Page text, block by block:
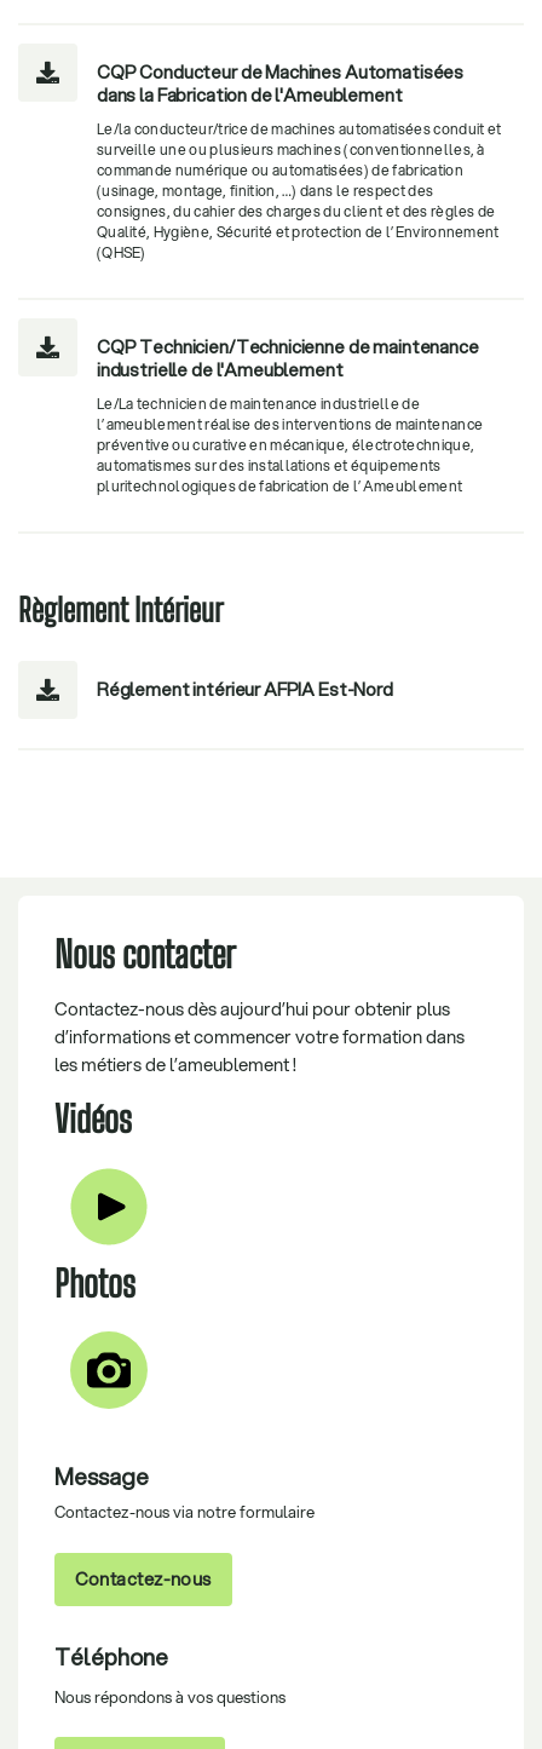

CQP Conducteur de Machines Automatisées
dans la Fabrication de l'Ameublement
Le/la conducteur/trice de machines automatisées conduit et
surveille une ou plusieurs machines (conventionnelles, à
commande numérique ou automatisées) de fabrication
(usinage, montage, finition, …) dans le respect des
consignes, du cahier des charges du client et des règles de
Qualité, Hygiène, Sécurité et protection de l’Environnement
(QHSE)

CQP Technicien/Technicienne de maintenance
industrielle de l'Ameublement
Le/La technicien de maintenance industrielle de
l’ameublement réalise des interventions de maintenance
préventive ou curative en mécanique, électrotechnique,
automatismes sur des installations et équipements
pluritechnologiques de fabrication de l’Ameublement
Règlement Intérieur
 Réglement intérieur AFPIA Est-Nord
Nous contacter
Contactez-nous dès aujourd’hui pour obtenir plus
d’informations et commencer votre formation dans
les métiers de l’ameublement !
Vidéos
Photos
Message
Contactez-nous via notre formulaire
Contactez-nous
Téléphone
Nous répondons à vos questions